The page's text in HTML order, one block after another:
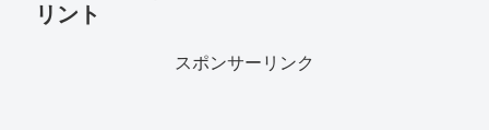
リント
スポンサーリンク